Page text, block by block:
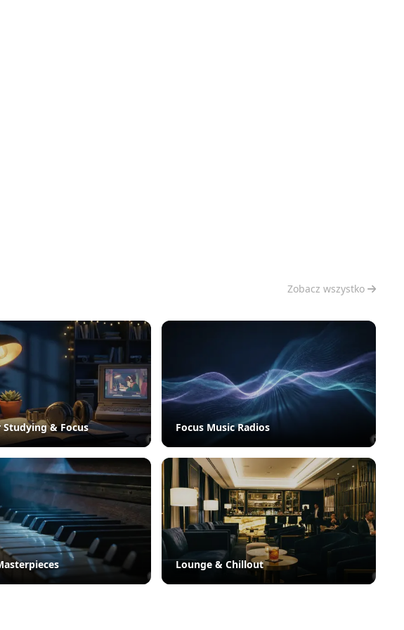
Zobacz wszystko
Studying & Focus Focus Music Radios
Lounge & Chillout